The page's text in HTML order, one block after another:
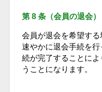
第 8 条（会員の退会）
会員が退会を希望す
速やかに退会手続を
続が完了することに
うことになります。